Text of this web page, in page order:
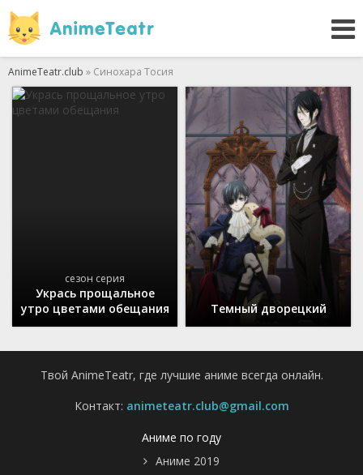
AnimeTeatr.club » Синохара Тосия
сезон серия
Укрась прощальное
утро цветами обещания
Темный дворецкий
Твой AnimeTeatr, где лучшие аниме всегда онлайн.
Контакт: animeteatr.club@gmail.com
Аниме по году
Аниме 2019